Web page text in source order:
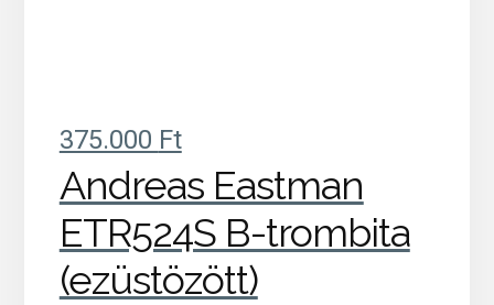
375.000 Ft
Andreas Eastman
ETR524S B-trombita
(ezüstözött)